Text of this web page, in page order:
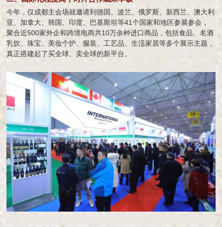
今年，仅成都主会场就邀请到德国、波兰、俄罗斯、新西兰、澳大利
亚、加拿大、韩国、印度、巴基斯坦等41个国家和地区参展参会，
聚合近500家外企和跨境电商共10万余种进口商品，包括食品、名酒
乳饮、珠宝、美妆个护、服装、工艺品、生活家居等多个展示主题，
真正搭建起了买全球、卖全球的新平台。